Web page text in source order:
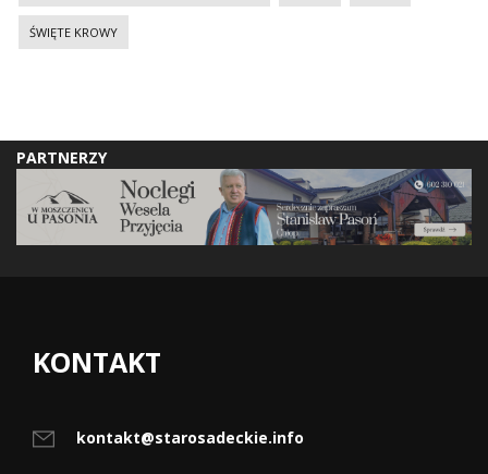
ŚWIĘTE KROWY
PARTNERZY
KONTAKT
kontakt@starosadeckie.info